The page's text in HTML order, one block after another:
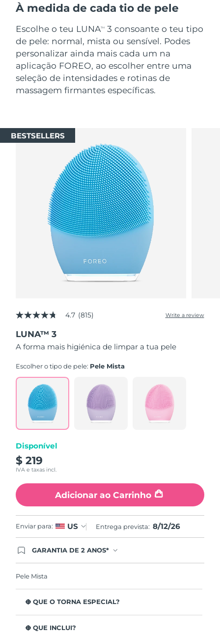
À medida de cada tio de pele
Escolhe o teu LUNATM
3 consoante o teu tipo
de pele: normal, mista ou sensível. Podes
personalizar ainda mais cada um na
aplicação FOREO, ao escolher entre uma
seleção de intensidades e rotinas de
massagem firmantes específicas.
BESTSELLERS
4.7
of
5
stars,
rating
Read
Reviews.
Same
page
link.
4.7 (815) Write a review
LUNA™ 3
A forma mais higiénica de limpar a tua pele
Escolher o tipo de pele: Pele Mista
Disponível
$ 219
IVA e taxas incl.
Adicionar ao Carrinho
Enviar para: US Entrega prevista: 8/12/26
GARANTIA DE 2 ANOS*
significa que se você tiver qualquer problema até
produto gratuitamente.*exceto pelo Luna FOFO
e Luna Play plus cuja garantia é de 90 dias.
Pele Mista
O QUE O TORNA ESPECIAL?
impurezas, sebo e resíduos de maquilhagem da pele.
O QUE INCLUI?